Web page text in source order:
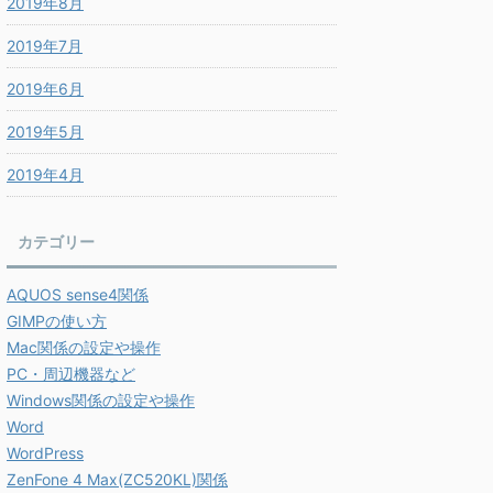
2019年7月
2019年6月
2019年5月
2019年4月
カテゴリー
AQUOS sense4関係
GIMPの使い方
Mac関係の設定や操作
PC・周辺機器など
Windows関係の設定や操作
Word
WordPress
ZenFone 4 Max(ZC520KL)関係